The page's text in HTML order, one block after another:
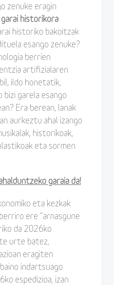
zenuke eragin
garai historikora
historiko bakoitzak
esango zenuke?
berrien
artifizialaren
ildo honetatik,
garela esango
Era berean, lanak
aurkeztu ahal izango
historikoak,
eta sormen
garaia da!
eta kezkak
ere “arnasgune
da 2026ko
urte batez,
eragiten
indartsuago
espedizioa, izan